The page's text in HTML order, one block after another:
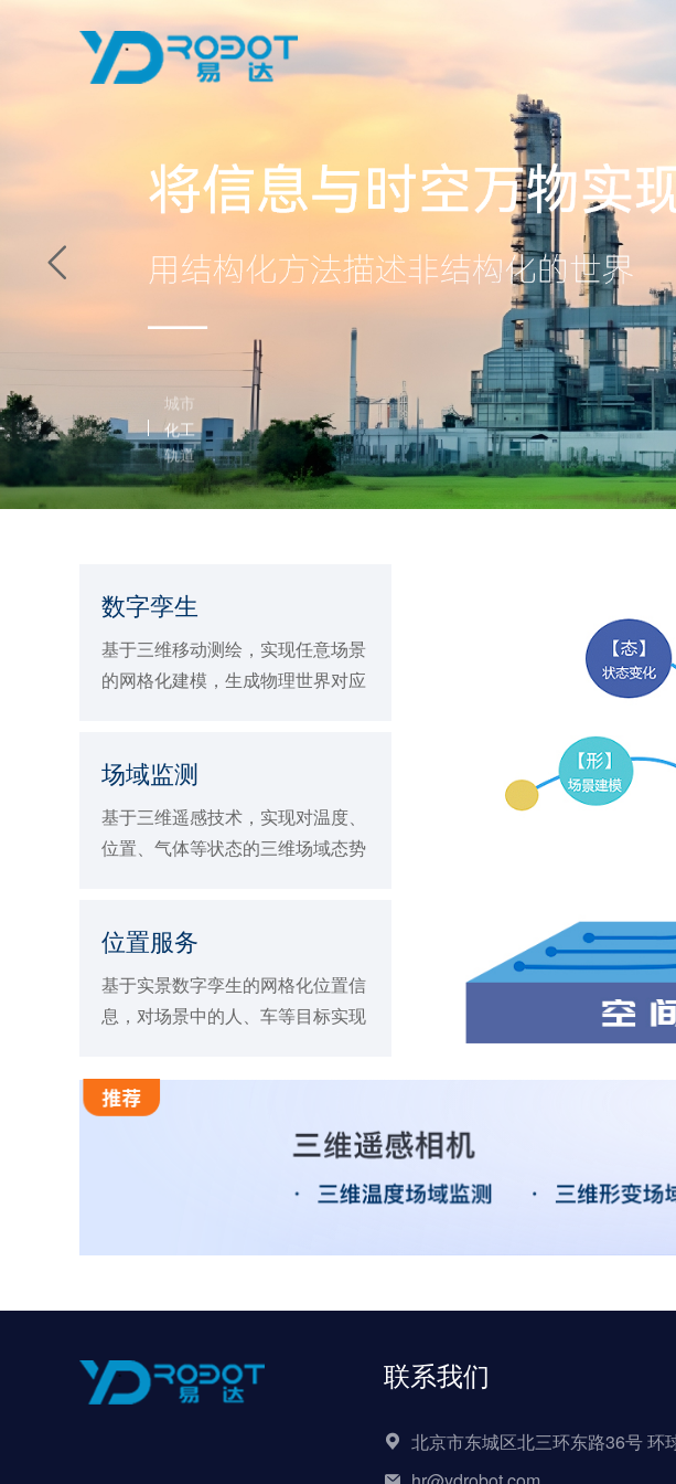
数字孪生
数学建模
场域监测
源自动辨识
位置服务
实现对监测区域任
高精度无感定位
建图系统
背负式建图装置
手持式轻扫装置
架站式建图装置
实景网格化建图软件
监测装置
多功能三维遥感相机
监测型三维遥感相机
利旧式遥感处理终端
机器人系
轮式巡检
带臂式多
滑轨式机
煤矿与危化品 交通
铁路、公路、舰船等
公司介绍
关于易达
联系我们
招贤纳士
社会招聘
实习招聘
化工
水利
城市
化工
轨道
水利
电力
数字孪生
基于三维移动测绘，实现任意场景
的网格化建模，生成物理世界对应
场域监测
基于三维遥感技术，实现对温度、
位置、气体等状态的三维场域态势
位置服务
基于实景数字孪生的网格化位置信
息，对场景中的人、车等目标实现
联系我们
北京市东城区北三环东路36号 环